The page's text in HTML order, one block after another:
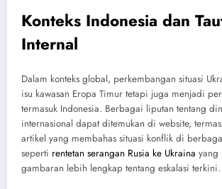
Konteks Indonesia dan
Internal
Dalam konteks global, perkembangan situasi
isu kawasan Eropa Timur tetapi juga menjadi
termasuk Indonesia. Berbagai liputan tentang
internasional dapat ditemukan di website,
artikel yang membahas situasi konflik di
seperti rentetan serangan Rusia ke Ukraina yang
gambaran lebih lengkap tentang eskalasi terkini.